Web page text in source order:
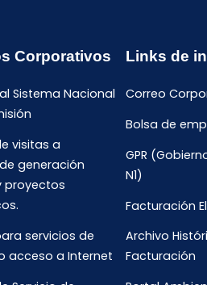
Corporativos
Sistema Nacional
visitas a
generación
proyectos
servicios de
acceso a Internet
Links de
Correo
Bolsa de
GPR
N1)
Facturación
Archivo
Facturación